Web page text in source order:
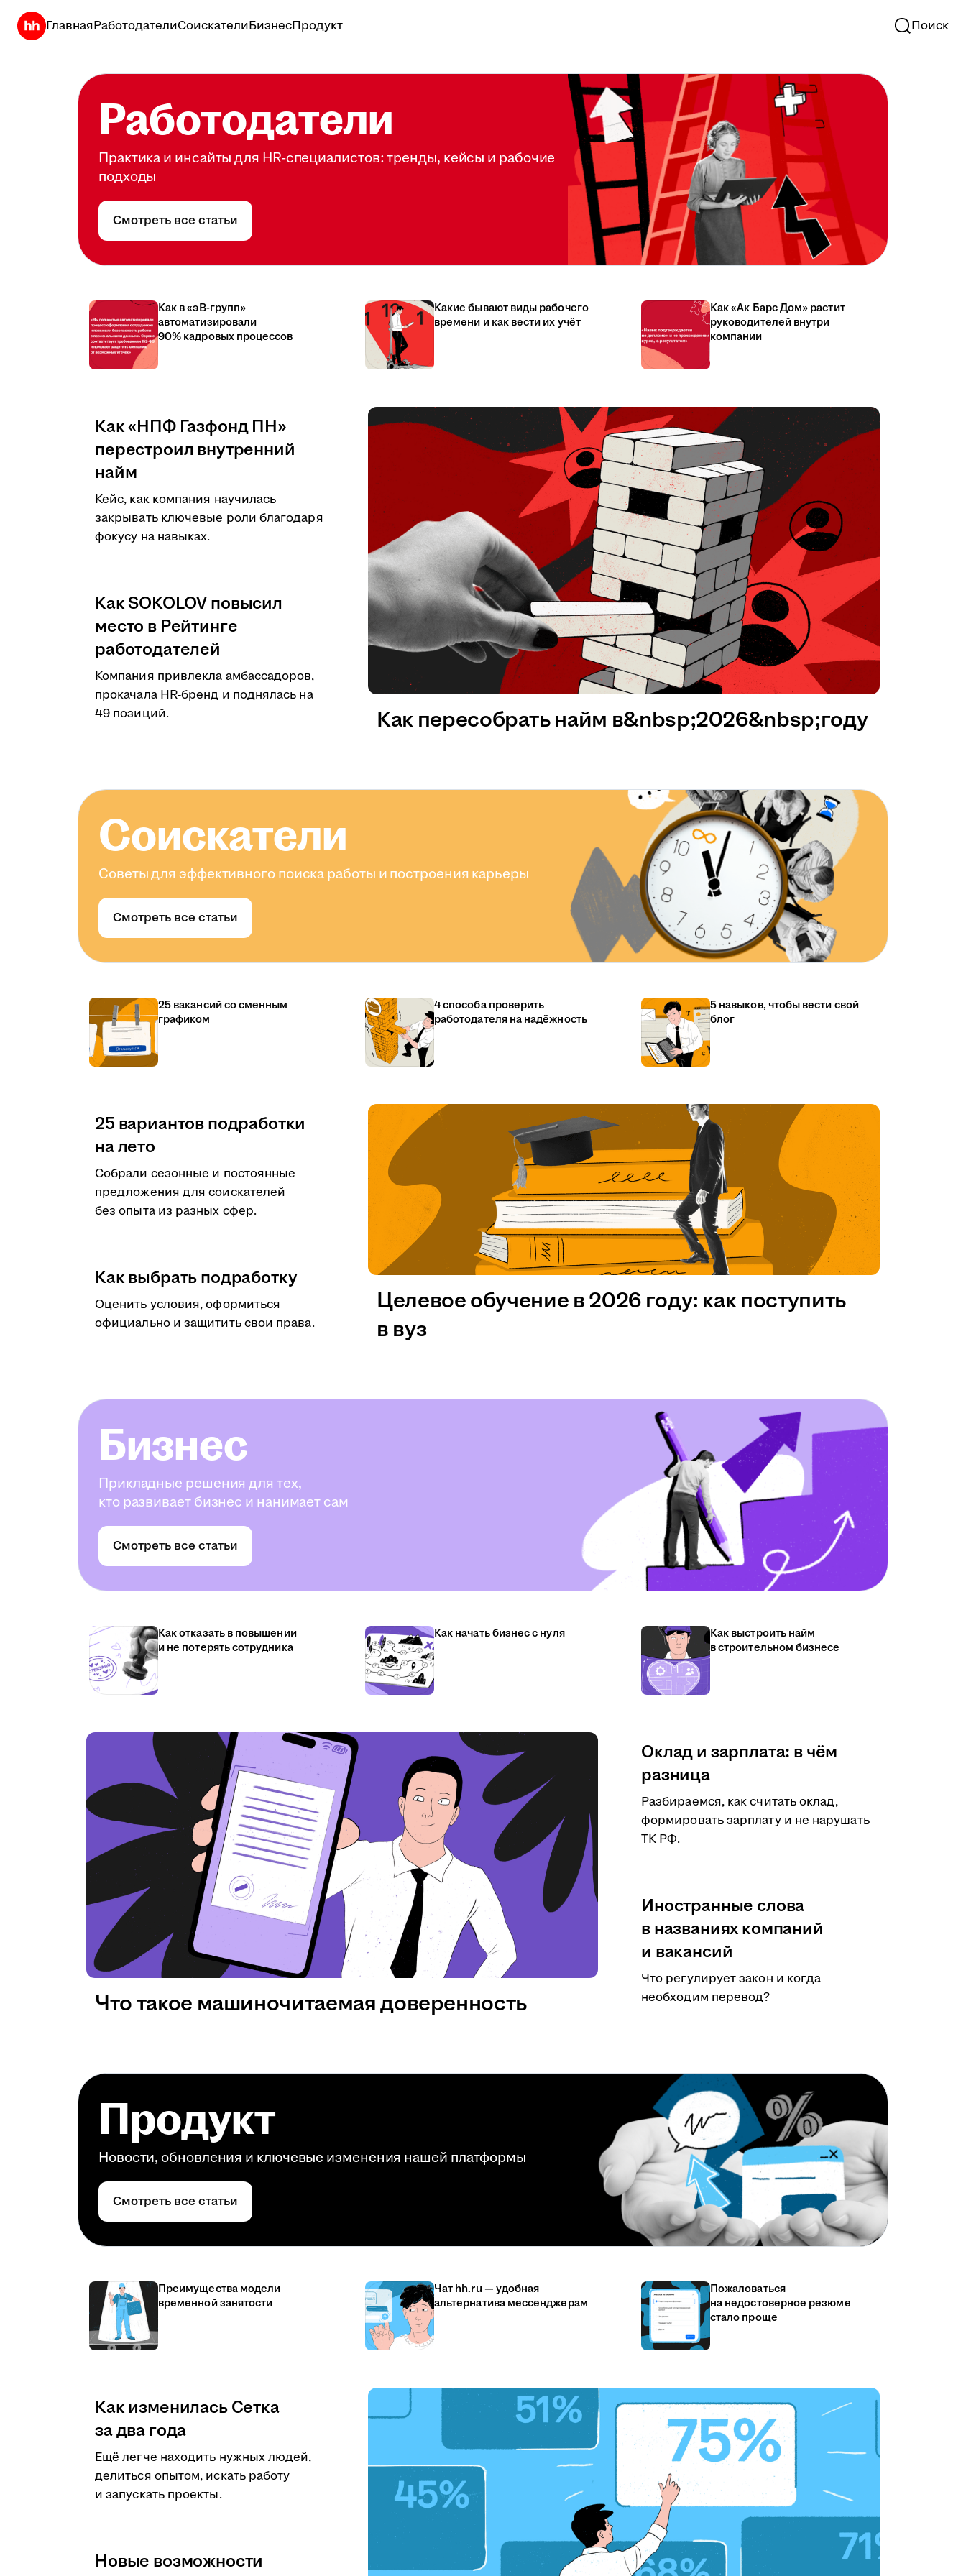
ГлавнаяРаботодателиСоискателиБизнесПродукт Поиск
Работодатели
Практика и инсайты для HR-специалистов: тренды, кейсы и рабочие
подходы
Смотреть все статьи
Как в «эВ-групп»
автоматизировали
90% кадровых процессов
Какие бывают виды рабочего
времени и как вести их учёт
Как «Ак Барс Дом» растит
руководителей внутри
компании
Как «НПФ Газфонд ПН»
перестроил внутренний
найм
Кейс, как компания научилась
закрывать ключевые роли благодаря
фокусу на навыках.
Как SOKOLOV повысил
место в Рейтинге
работодателей
Компания привлекла амбассадоров,
прокачала HR-бренд и поднялась на
49 позиций.
Как пересобрать найм в&nbsp;2026&nbsp;году
Соискатели
Советы для эффективного поиска работы и построения карьеры
Смотреть все статьи
25 вакансий со сменным
графиком
4 способа проверить
работодателя на надёжность
5 навыков, чтобы вести свой
блог
25 вариантов подработки
на лето
Собрали сезонные и постоянные
предложения для соискателей
без опыта из разных сфер.
Как выбрать подработку
Оценить условия, оформиться
официально и защитить свои права.
Целевое обучение в 2026 году: как поступить
в вуз
Бизнес
Прикладные решения для тех,
кто развивает бизнес и нанимает сам
Смотреть все статьи
Как отказать в повышении
и не потерять сотрудника
Как начать бизнес с нуля
Как выстроить найм
в строительном бизнесе
Оклад и зарплата: в чём
разница
Разбираемся, как считать оклад,
формировать зарплату и не нарушать
ТК РФ.
Иностранные слова
в названиях компаний
и вакансий
Что регулирует закон и когда
необходим перевод?
Что такое машиночитаемая доверенность
Продукт
Новости, обновления и ключевые изменения нашей платформы
Смотреть все статьи
Преимущества модели
временной занятости
Чат hh.ru — удобная
альтернатива мессенджерам
Пожаловаться
на недостоверное резюме
стало проще
Как изменилась Сетка
за два года
Ещё легче находить нужных людей,
делиться опытом, искать работу
и запускать проекты.
Новые возможности